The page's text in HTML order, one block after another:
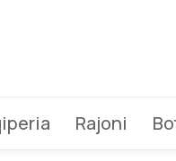
Rajoni